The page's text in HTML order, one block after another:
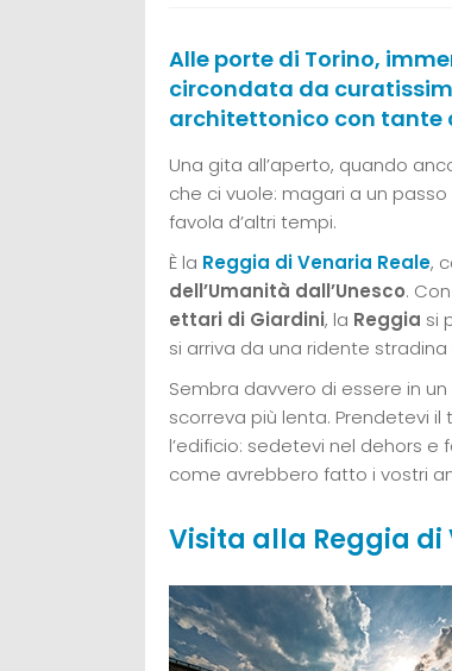
Alle porte di Torino,
circondata da
architettonico con tante
Una gita all’aperto, quando
che ci vuole: magari a un passo
favola d’altri tempi.
È la Reggia di Venaria Reale,
dell’Umanità dall’Unesco.
ettari di Giardini, la Reggia si
si arriva da una ridente
Sembra davvero di essere in
scorreva più lenta. Prendetevi
l’edificio: sedetevi nel dehors
come avrebbero fatto i vostri
Visita alla Reggia